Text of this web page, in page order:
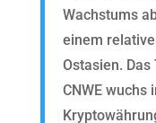
Wachstums
einem
Ostasien.
CNWE wuchs